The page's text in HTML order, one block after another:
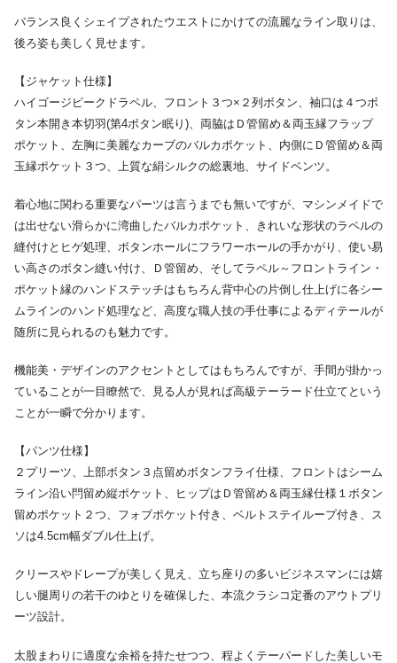
バランス良くシェイプされたウエストにかけての流麗なライン取りは、
後ろ姿も美しく見せます。
【ジャケット仕様】
ハイゴージピークドラペル、フロント３つ×２列ボタン、袖口は４つボ
タン本開き本切羽(第4ボタン眠り)、両脇はＤ管留め＆両玉縁フラップ
ポケット、左胸に美麗なカーブのバルカポケット、内側にＤ管留め＆両
玉縁ポケット３つ、上質な絹シルクの総裏地、サイドベンツ。
着心地に関わる重要なパーツは言うまでも無いですが、マシンメイドで
は出せない滑らかに湾曲したバルカポケット、きれいな形状のラペルの
縫付けとヒゲ処理、ボタンホールにフラワーホールの手かがり、使い易
い高さのボタン縫い付け、Ｄ管留め、そしてラペル～フロントライン・
ポケット縁のハンドステッチはもちろん背中心の片倒し仕上げに各シー
ムラインのハンド処理など、高度な職人技の手仕事によるディテールが
随所に見られるのも魅力です。
機能美・デザインのアクセントとしてはもちろんですが、手間が掛かっ
ていることが一目瞭然で、見る人が見れば高級テーラード仕立てという
ことが一瞬で分かります。
【パンツ仕様】
２プリーツ、上部ボタン３点留めボタンフライ仕様、フロントはシーム
ライン沿い閂留め縦ポケット、ヒップはＤ管留め＆両玉縁仕様１ボタン
留めポケット２つ、フォブポケット付き、ベルトステイループ付き、ス
ソは4.5cm幅ダブル仕上げ。
クリースやドレープが美しく見え、立ち座りの多いビジネスマンには嬉
しい腿周りの若干のゆとりを確保した、本流クラシコ定番のアウトプリ
ーツ設計。
太股まわりに適度な余裕を持たせつつ、程よくテーパードした美しいモ